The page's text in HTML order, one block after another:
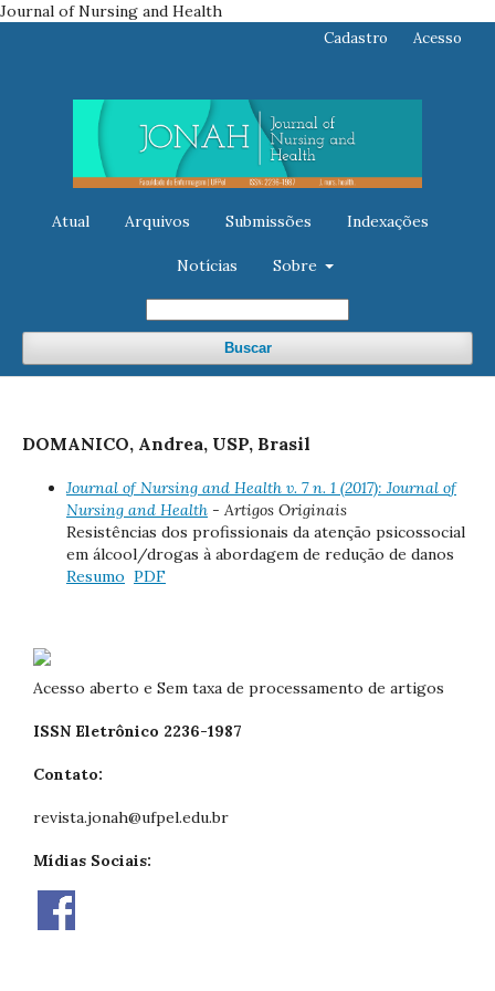
Journal of Nursing and Health
Atual Arquivos Submissões Indexações
Notícias Sobre
Buscar
Cadastro Acesso
DOMANICO, Andrea, USP, Brasil
Journal of Nursing and Health v. 7 n. 1 (2017): Journal of
Nursing and Health - Artigos Originais
Resistências dos profissionais da atenção psicossocial
em álcool/drogas à abordagem de redução de danos
Resumo PDF
Acesso aberto e Sem taxa de processamento de artigos
ISSN Eletrônico 2236-1987
Contato:
revista.jonah@ufpel.edu.br
Mídias Sociais: